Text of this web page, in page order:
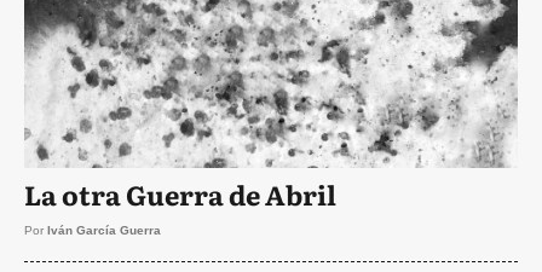
La otra Guerra de Abril
Por Iván García Guerra